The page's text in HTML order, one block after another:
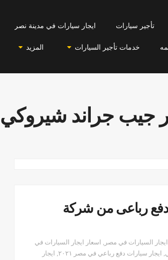
تأجير سيارات ايجار سيارات في مدينة نصر
خدمات تأجير السيارات المزيد
جيب جراند شيروكي
دفع رباعى من شركة
ايجار السيارات في مصر , اسعار ايجار السيارات في
, ايجار سيارات دفع رباعي في مصر ٢٠٢١ , ايجار